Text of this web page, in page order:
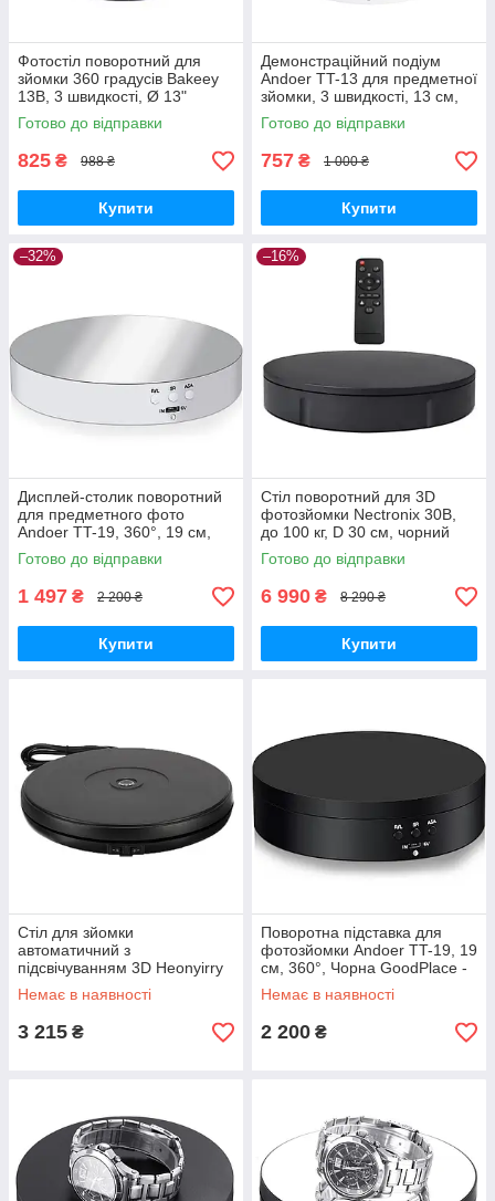
Фотостіл поворотний для
зйомки 360 градусів Bakeey
13B, 3 швидкості, Ø 13"
GoodPlace -worry-free-
shopping-
Готово до відправки
825 ₴ 988 ₴
Купити
Демонстраційний подіум
Andoer TT-13 для предметної
зйомки, 3 швидкості, 13 см,
білий, дзеркальна панель
GoodPlace
Готово до відправки
757 ₴ 1 000 ₴
Купити
–32%
Дисплей-столик поворотний
для предметного фото
Andoer TT-19, 360°, 19 см,
білий із дзеркалом GoodPlace
-worry-free-shopping-
Готово до відправки
1 497 ₴ 2 200 ₴
Купити
–16%
Стіл поворотний для 3D
фотозйомки Nectronix 30B,
до 100 кг, D 30 см, чорний
GoodPlace -worry-free-
shopping-
Готово до відправки
6 990 ₴ 8 290 ₴
Купити
Стіл для зйомки
автоматичний з
підсвічуванням 3D Heonyirry
C250 діаметр 25 см чорний
GoodPlace -worry-free-
Немає в наявності
3 215 ₴
Поворотна підставка для
фотозйомки Andoer TT-19, 19
см, 360°, Чорна GoodPlace -
worry-free-shopping-
Немає в наявності
2 200 ₴